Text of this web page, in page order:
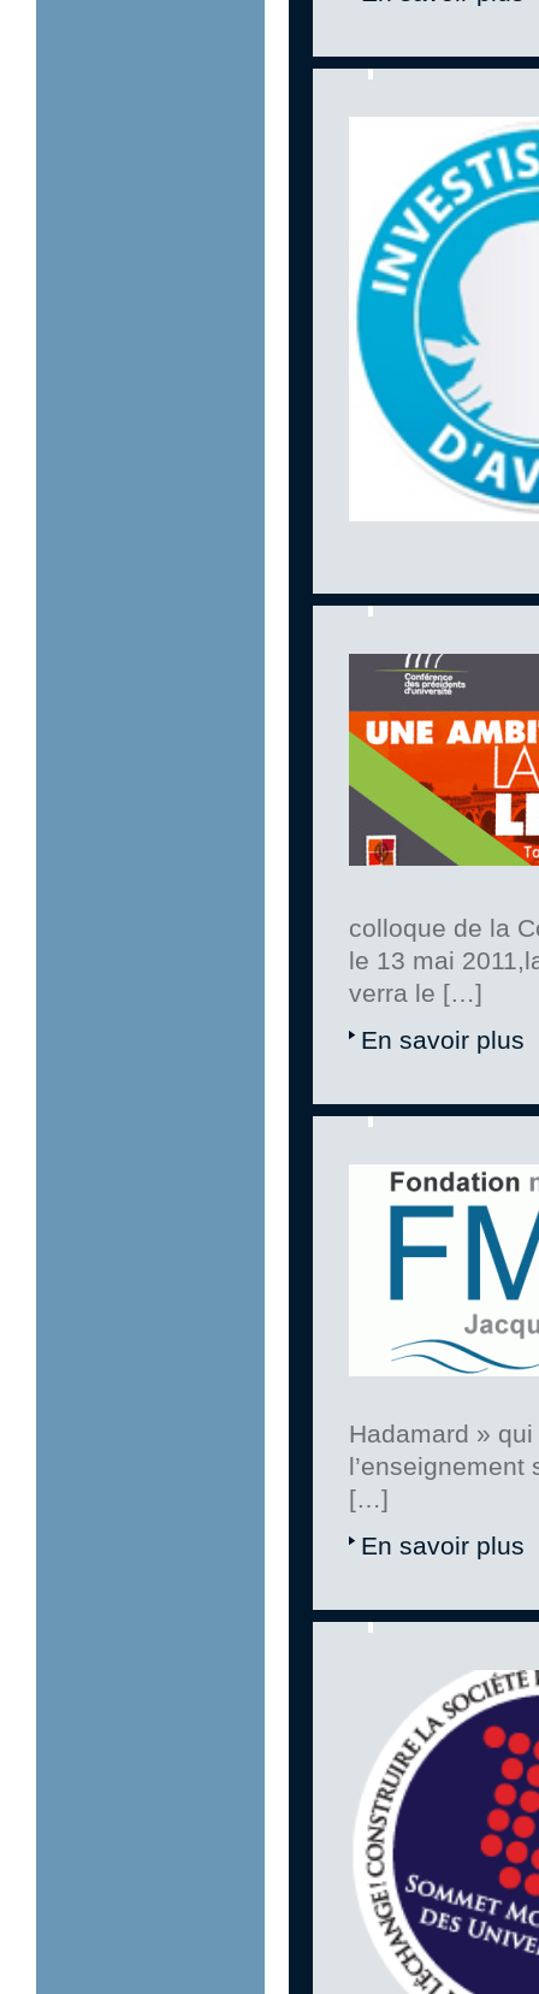
colloque de la
le 13 mai
verra le […]
En savoir plus
Hadamard »
[…]
En savoir plus